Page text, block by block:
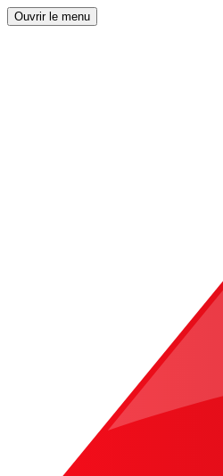
Ouvrir le menu